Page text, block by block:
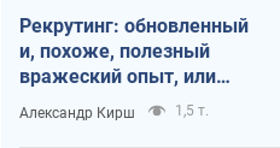
Рекрутинг: обновленный
и, похоже, полезный
вражеский опыт, или
Диалектика
требовательной трусости
Александр Кирш 1,5 т.